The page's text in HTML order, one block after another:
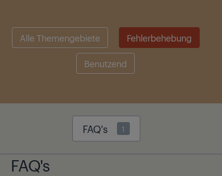
Alle Themengebiete Fehlerbehebung
Benutzend
FAQ's 1
FAQ's